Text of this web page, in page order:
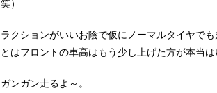
）
クションがいいお陰で仮にノーマルタイヤで
はフロントの車高はもう少し上げた方が本当は
ンガン走るよ～。